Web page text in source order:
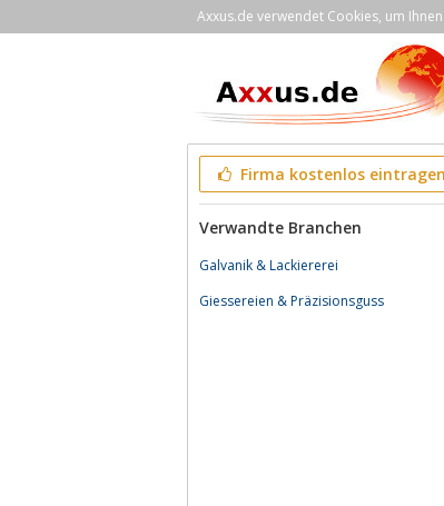
Axxus.de verwendet Cookies, um
Firma kostenlos eintragen
Verwandte Branchen
Galvanik & Lackiererei
Giessereien & Präzisionsguss